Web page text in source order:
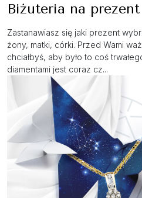
Biżuteria na prezent
Zastanawiasz się jaki prezent
żony, matki, córki. Przed Wami
chciałbyś, aby było to coś
diamentami jest coraz cz...